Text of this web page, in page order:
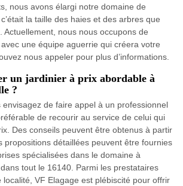
nous avons élargi notre domaine de
la taille des haies et des arbres que
Actuellement, nous nous occupons de
avec une équipe aguerrie qui créera votre
nous appeler pour plus d’informations.
un jardinier à prix abordable à
?
envisagez de faire appel à un professionnel
de recourir au service de celui qui
Des conseils peuvent être obtenus à partir
propositions détaillées peuvent être fournies
spécialisées dans le domaine à
tout le 16140. Parmi les prestataires
localité, VF Elagage est plébiscité pour offrir